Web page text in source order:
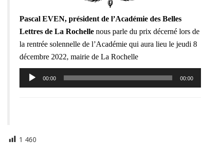
Pascal EVEN, président de l’Académie des Belles
Lettres de La Rochelle nous parle du prix décerné lors de
la rentrée solennelle de l’Académie qui aura lieu le jeudi 8
décembre 2022, mairie de La Rochelle
Lecteur
audio
00:00 00:00
1 460